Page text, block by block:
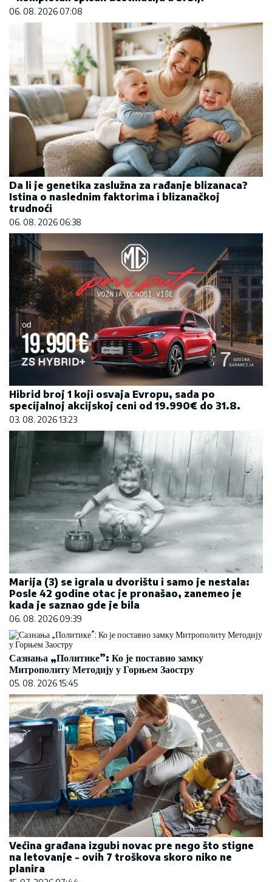
06. 08. 2026 07:08
Da li je genetika zaslužna za rađanje blizanaca?
Istina o naslednim faktorima i blizanačkoj
trudnoći
06. 08. 2026 06:38
Hibrid broj 1 koji osvaja Evropu, sada po
specijalnoj akcijskoj ceni od 19.990€ do 31.8.
03. 08. 2026 13:23
Marija (3) se igrala u dvorištu i samo je nestala:
Posle 42 godine otac je pronašao, zanemeo je
kada je saznao gde je bila
06. 08. 2026 09:39
Сазнања „Политике”: Ко је поставио замку
Митрополиту Методију у Горњем Заостру
05. 08. 2026 15:45
Većina građana izgubi novac pre nego što stigne
na letovanje - ovih 7 troškova skoro niko ne
planira